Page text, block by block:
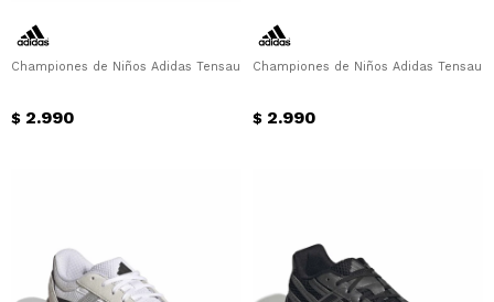
Championes de Niños Adidas Tensaur Sport 3.0 Adidas - Blanco - Negro
$ 2.990
Championes de Niños Adidas
$ 2.990